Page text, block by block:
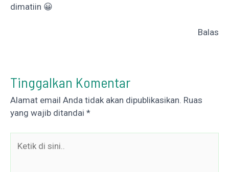
dimatiin 😀
Balas
Tinggalkan Komentar
Alamat email Anda tidak akan dipublikasikan. Ruas
yang wajib ditandai *